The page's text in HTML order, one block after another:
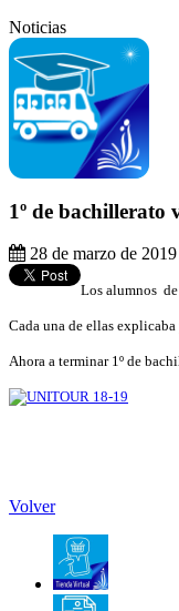
Noticias
1º de
28 de marzo de 2019
Los alumnos
Cada una de ellas
Ahora a terminar 1º de
Volver